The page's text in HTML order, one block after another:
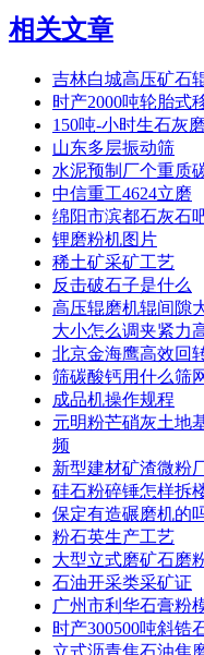
相关文章
吉林白城高压矿石
时产2000吨轮胎式
150吨-小时生石灰
山东多层振动筛
水泥预制厂个重质
中信重工4624立磨
绵阳市滨都石灰石
锂磨粉机图片
稀土矿采矿工艺
反击破石子是什么
高压辊磨机辊间隙
大小怎么调夹紧力
北京金海鹰高效回
筛碳酸钙用什么筛
成品机操作规程
元明粉芒硝灰土地
频
新型建材矿渣微粉
硅石粉碎锤怎样拆
保定有造碾磨机的
粉石英生产工艺
大型立式磨矿石磨
石油开采类采矿证
广州市利华石膏粉
时产300500吨斜锆
立式沥青焦石油焦